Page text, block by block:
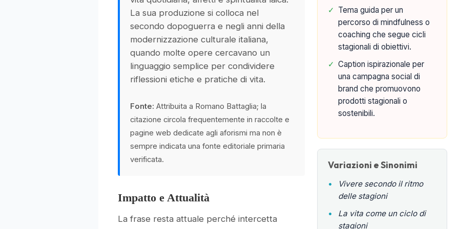
La sua produzione si colloca nel
secondo dopoguerra e negli anni della
modernizzazione culturale italiana,
quando molte opere cercavano un
linguaggio semplice per condividere
riflessioni etiche e pratiche di vita.
Fonte: Attribuita a Romano Battaglia; la
citazione circola frequentemente in raccolte e
pagine web dedicate agli aforismi ma non è
sempre indicata una fonte editoriale primaria
verificata.
Impatto e Attualità
La frase resta attuale perché intercetta
✓ Tema guida per un
percorso di mindfulness o
coaching che segue cicli
stagionali di obiettivi.
✓ Caption ispirazionale per
una campagna social di
brand che promuovono
prodotti stagionali o
sostenibili.
Variazioni e Sinonimi
•
Vivere secondo il ritmo
delle stagioni
•
La vita come un ciclo di
stagioni